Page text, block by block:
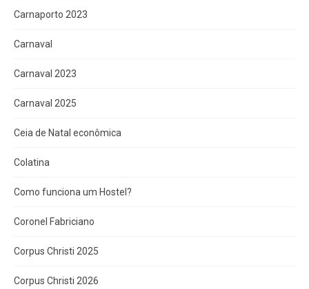
Carnaporto 2023
Carnaval
Carnaval 2023
Carnaval 2025
Ceia de Natal econômica
Colatina
Como funciona um Hostel?
Coronel Fabriciano
Corpus Christi 2025
Corpus Christi 2026